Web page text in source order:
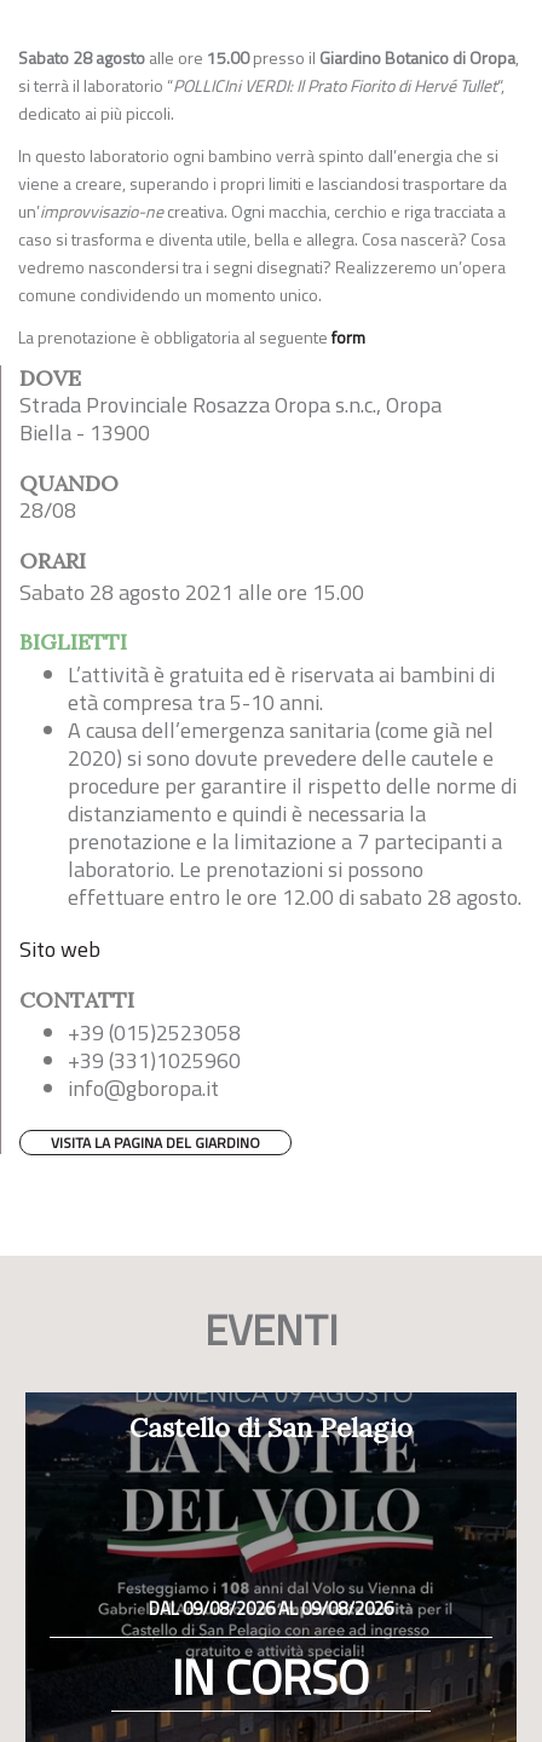
Sabato 28 agostoalle ore 15.00presso il Giardino Botanico di Oropa,
si terrà il laboratorio “POLLICIni VERDI: Il Prato Fiorito di Hervé Tullet“,
dedicato ai più piccoli.
In questo laboratorio ogni bambino verrà spinto dall’energia che si
viene a creare, superando i propri limiti e lasciandosi trasportare da
un’improvvisazio-necreativa. Ogni macchia, cerchio e riga tracciata a
caso si trasforma e diventa utile, bella e allegra. Cosa nascerà? Cosa
vedremo nascondersi tra i segni disegnati? Realizzeremo un’opera
comune condividendo un momento unico.
La prenotazione è obbligatoria al seguenteform
DOVE
Strada Provinciale Rosazza Oropa s.n.c., Oropa
Biella - 13900
QUANDO
28/08
ORARI
Sabato 28 agosto 2021 alle ore 15.00
BIGLIETTI
L’attività è gratuita ed è riservata ai bambini di
età compresa tra 5-10 anni.
A causa dell’emergenza sanitaria (come già nel
2020) si sono dovute prevedere delle cautele e
procedure per garantire il rispetto delle norme di
distanziamento e quindi è necessaria la
prenotazione e la limitazione a 7 partecipanti a
laboratorio. Le prenotazioni si possono
effettuare entro le ore 12.00 di sabato 28 agosto.
Sito web
CONTATTI
+39 (015)2523058
+39 (331)1025960
info@gboropa.it
VISITA LA PAGINA DEL GIARDINO
EVENTI
Castello di San Pelagio
DAL 09/08/2026 AL 09/08/2026
IN CORSO